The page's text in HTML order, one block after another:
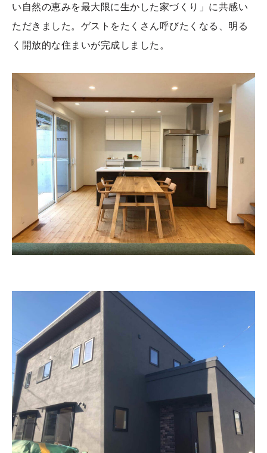
い自然の恵みを最大限に生かした家づくり」に共感い
ただきました。ゲストをたくさん呼びたくなる、明る
く開放的な住まいが完成しました。